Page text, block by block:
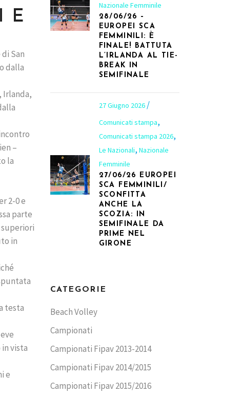
E
San
dalla
Irlanda,
–
la
2-0 e
parte
in
testa
vista
e
Nazionale Femminile
28/06/26 –
EUROPEI SCA
FEMMINILI: È
FINALE! BATTUTA
L’IRLANDA AL TIE-
BREAK IN
SEMIFINALE
27 Giugno 2026
Comunicati stampa,
Comunicati stampa 2026,
Le Nazionali, Nazionale
Femminile
27/06/26 EUROPEI
SCA FEMMINILI/
SCONFITTA
ANCHE LA
SCOZIA: IN
SEMIFINALE DA
PRIME NEL
GIRONE
CATEGORIE
Beach Volley
Campionati
Campionati Fipav 2013-2014
Campionati Fipav 2014/2015
Campionati Fipav 2015/2016